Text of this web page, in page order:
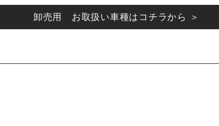
卸売用 お取扱い車種はコチラから ＞